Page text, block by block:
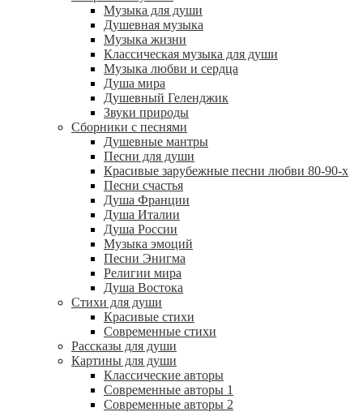
Музыка для души
Душевная музыка
Музыка жизни
Классическая музыка для души
Музыка любви и сердца
Душа мира
Душевный Геленджик
Звуки природы
Сборники с песнями
Душевные мантры
Песни для души
Красивые зарубежные песни любви 80-90-х
Песни счастья
Душа Франции
Душа Италии
Душа России
Музыка эмоций
Песни Энигма
Религии мира
Душа Востока
Стихи для души
Красивые стихи
Современные стихи
Рассказы для души
Картины для души
Классические авторы
Современные авторы 1
Современные авторы 2